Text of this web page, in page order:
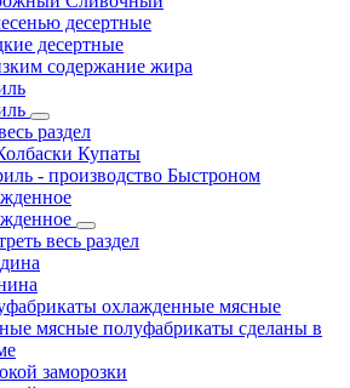
десертные
десертные
содержание жира
раздел
Купаты
- производство Быстроном
весь раздел
охлажденные мясные
мясные полуфабрикаты сделаны в
заморозки